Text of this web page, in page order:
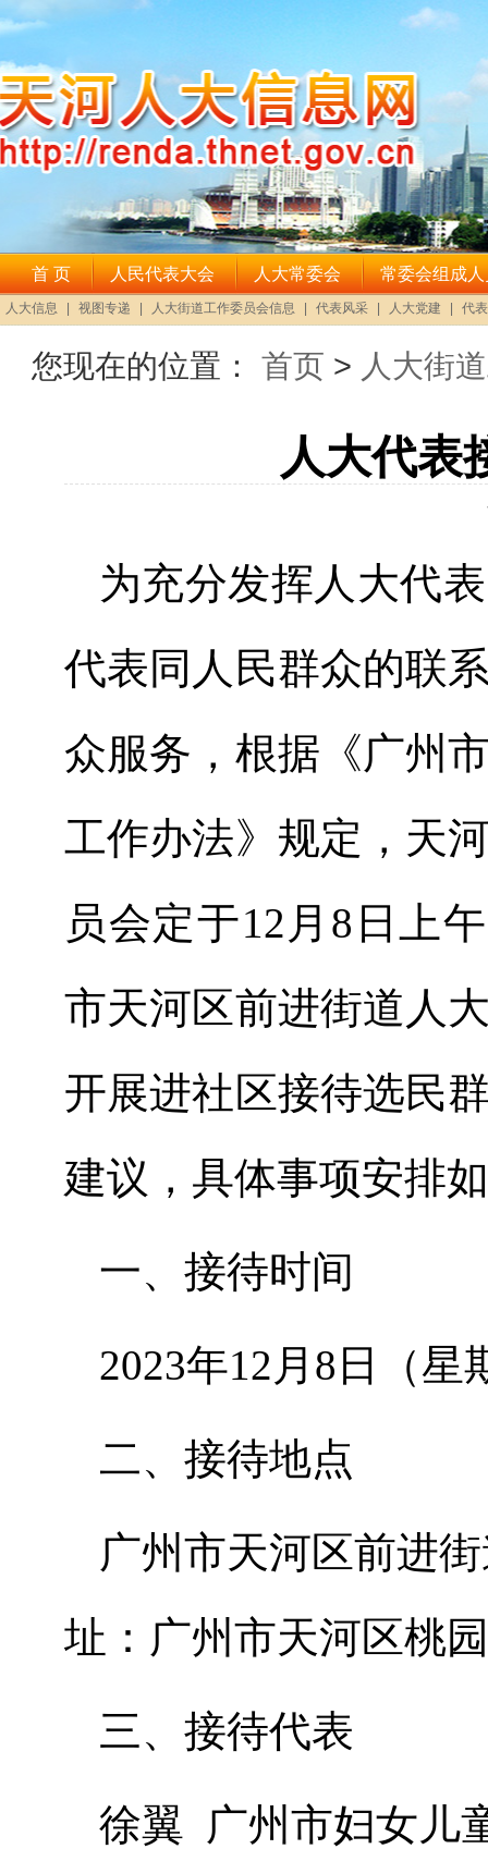
您现在的位置： 首页 > 人大街
人大代表
为充分发挥人大代
代表同人民群众的联
众服务，根据《广州
工作办法》规定，天
员会定于12月8日上
市天河区前进街道人
开展进社区接待选民
建议，具体事项安排
一、接待时间
2023年12月8日（星
二、接待地点
广州市天河区前进
址：广州市天河区桃
三、接待代表
徐翼 广州市妇女儿